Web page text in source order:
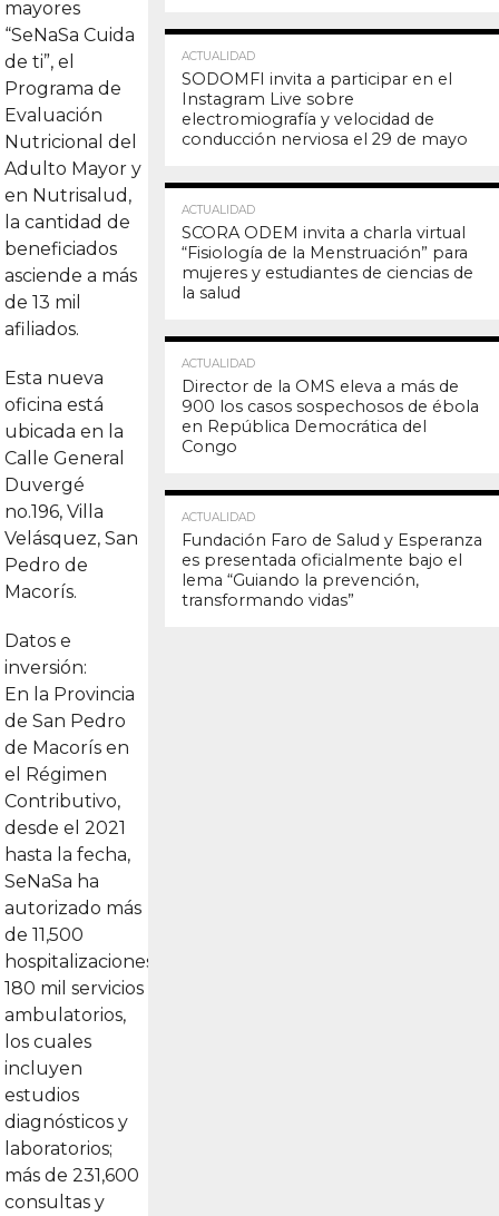
mayores
“SeNaSa Cuida
de ti”, el
Programa de
Evaluación
Nutricional del
Adulto Mayor y
en Nutrisalud,
la cantidad de
beneficiados
asciende a más
de 13 mil
afiliados.
Esta nueva
oficina está
ubicada en la
Calle General
Duvergé
no.196, Villa
Velásquez, San
Pedro de
Macorís.
Datos e
inversión:
En la Provincia
de San Pedro
de Macorís en
el Régimen
Contributivo,
desde el 2021
hasta la fecha,
SeNaSa ha
autorizado más
de 11,500
hospitalizaciones;
180 mil servicios
ambulatorios,
los cuales
incluyen
estudios
diagnósticos y
laboratorios;
más de 231,600
consultas y
ACTUALIDAD
SODOMFI invita a participar en el
Instagram Live sobre
electromiografía y velocidad de
conducción nerviosa el 29 de mayo
ACTUALIDAD
SCORA ODEM invita a charla virtual
“Fisiología de la Menstruación” para
mujeres y estudiantes de ciencias de
la salud
ACTUALIDAD
Director de la OMS eleva a más de
900 los casos sospechosos de ébola
en República Democrática del
Congo
ACTUALIDAD
Fundación Faro de Salud y Esperanza
es presentada oficialmente bajo el
lema “Guiando la prevención,
transformando vidas”